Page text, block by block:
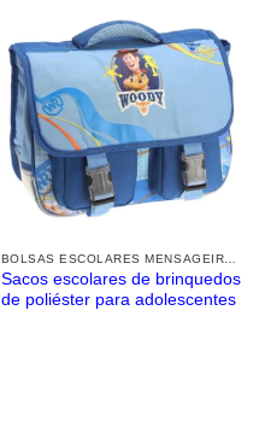
Sacos escolares de brinquedos
de poliéster para adolescentes